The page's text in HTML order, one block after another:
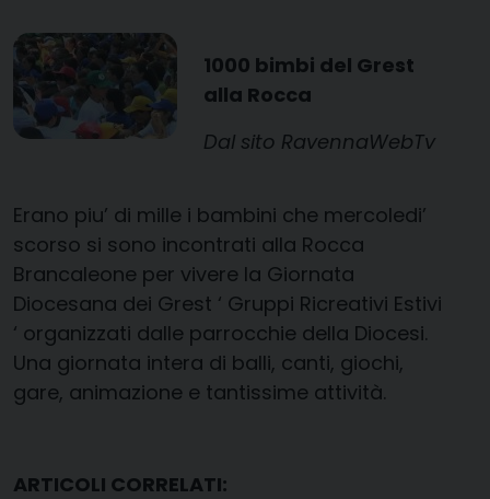
1000 bimbi del Grest
alla Rocca
Dal sito RavennaWebTv
Erano piu’ di mille i bambini che mercoledi’
scorso si sono incontrati alla Rocca
Brancaleone per vivere la Giornata
Diocesana dei Grest ‘ Gruppi Ricreativi Estivi
‘ organizzati dalle parrocchie della Diocesi.
Una giornata intera di balli, canti, giochi,
gare, animazione e tantissime attività.
ARTICOLI CORRELATI: